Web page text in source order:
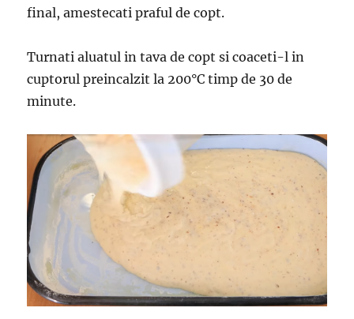
final, amestecati praful de copt.
Turnati aluatul in tava de copt si coaceti-l in
cuptorul preincalzit la 200°C timp de 30 de
minute.